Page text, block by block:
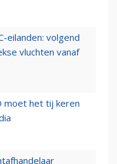
eilanden: volgend
vluchten vanaf
moet het tij keren